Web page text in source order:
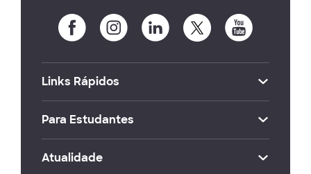
Links Rápidos
Para Estudantes
Atualidade